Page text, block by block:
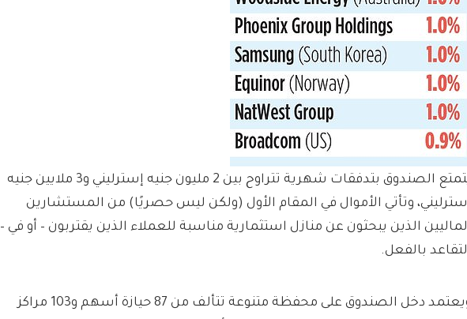
يتمتع الصندوق بتدفقات شهرية تتراوح بين 2 مليون جنيه إسترليني و3 ملايين جنيه
وتأتي الأموال في المقام الأول (ولكن ليس حصريًا) من المستشارين
الذين يبحثون عن منازل استثمارية مناسبة للعملاء الذين يقتربون – أو في –
بالفعل.
ويعتمد دخل الصندوق على محفظة متنوعة تتألف من 87 حيازة أسهم و103 مراكز